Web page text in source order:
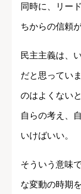
同時に、リー
ちからの信頼
民主主義は、
だと思ってい
のはよくない
自らの考え、
いけばいい。
そういう意味
な変動の時期